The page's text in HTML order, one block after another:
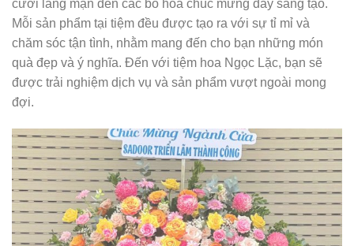
cưới lãng mạn đến các bó hoa chúc mừng đầy sáng tạo.
Mỗi sản phẩm tại tiệm đều được tạo ra với sự tỉ mỉ và
chăm sóc tận tình, nhằm mang đến cho bạn những món
quà đẹp và ý nghĩa. Đến với tiệm hoa Ngọc Lặc, bạn sẽ
được trải nghiệm dịch vụ và sản phẩm vượt ngoài mong
đợi.